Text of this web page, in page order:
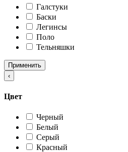
Галстуки
Баски
Легинсы
Поло
Тельняшки
Применить
‹
Цвет
Черный
Белый
Серый
Красный